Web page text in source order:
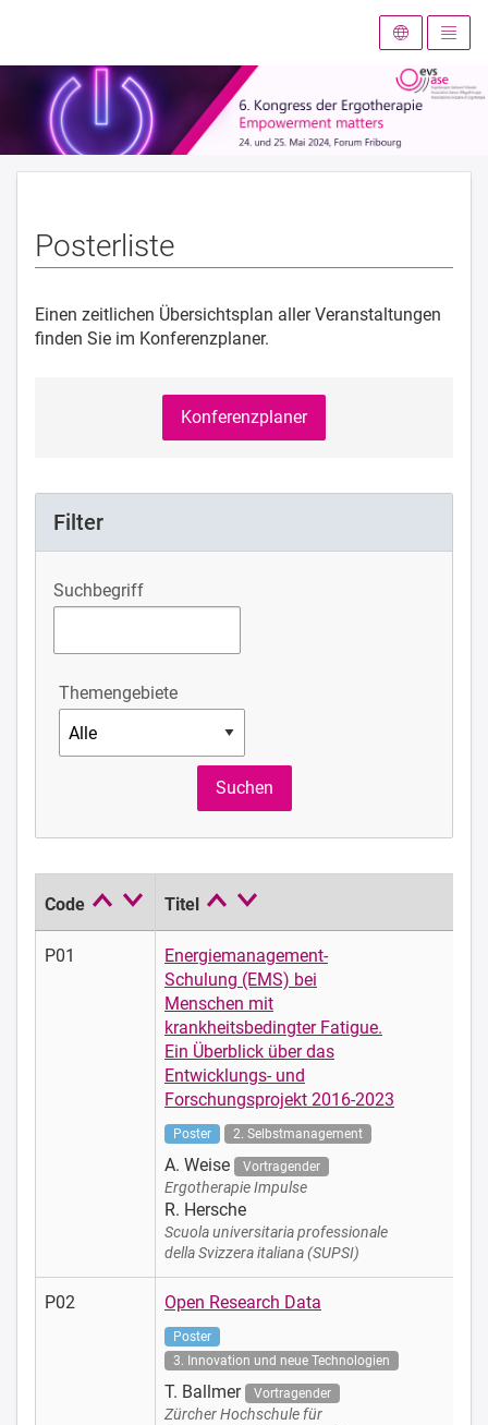
Posterliste
Einen zeitlichen Übersichtsplan aller Veranstaltungen
finden Sie im Konferenzplaner.
Konferenzplaner
Filter
Suchbegriff
Themengebiete
Code Titel
P01
Energiemanagement-
Schulung (EMS) bei
Menschen mit
krankheitsbedingter Fatigue.
Ein Überblick über das
Entwicklungs- und
Forschungsprojekt 2016-2023
Poster 2. Selbstmanagement
A. Weise Vortragender
Ergotherapie Impulse
R. Hersche
Scuola universitaria professionale
della Svizzera italiana (SUPSI)
P02 Open Research Data
Poster
3. Innovation und neue Technologien
T. Ballmer Vortragender
Zürcher Hochschule für